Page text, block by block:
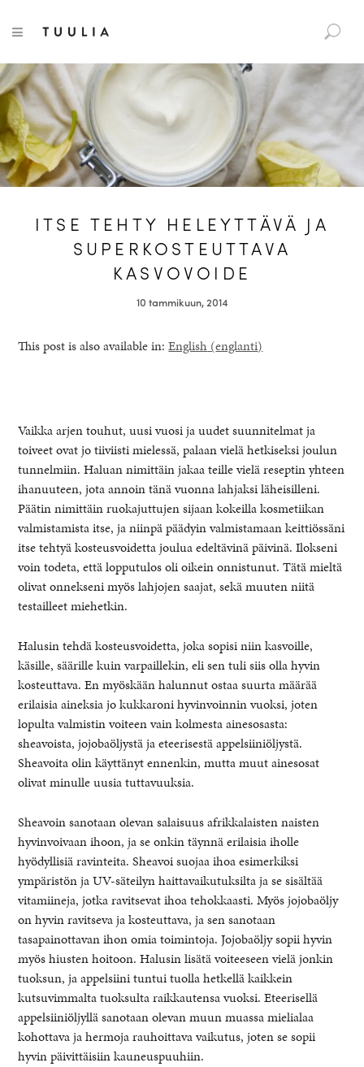
a
r
o
r
TOGGLE NAVIGATION
ITSE TEHTY HELEYTTÄVÄ JA
SUPERKOSTEUTTAVA
KASVOVOIDE
10 tammikuun, 2014
This post is also available in:English (englanti)
Vaikka arjen touhut, uusi vuosi ja uudet suunnitelmat ja
toiveet ovat jo tiiviisti mielessä, palaan vielä hetkiseksi joulun
tunnelmiin. Haluan nimittäin jakaa teille vielä reseptin yhteen
ihanuuteen, jota annoin tänä vuonna lahjaksi läheisilleni.
Päätin nimittäin ruokajuttujen sijaan kokeilla kosmetiikan
valmistamista itse, ja niinpä päädyin valmistamaan keittiössäni
itse tehtyä kosteusvoidetta joulua edeltävinä päivinä. Ilokseni
voin todeta, että lopputulos oli oikein onnistunut. Tätä mieltä
olivat onnekseni myös lahjojen saajat, sekä muuten niitä
testailleet miehetkin.
Halusin tehdä kosteusvoidetta, joka sopisi niin kasvoille,
käsille, säärille kuin varpaillekin, eli sen tuli siis olla hyvin
kosteuttava. En myöskään halunnut ostaa suurta määrää
erilaisia aineksia jo kukkaroni hyvinvoinnin vuoksi, joten
lopulta valmistin voiteen vain kolmesta ainesosasta:
sheavoista, jojobaöljystä ja eteerisestä appelsiiniöljystä.
Sheavoita olin käyttänyt ennenkin, mutta muut ainesosat
olivat minulle uusia tuttavuuksia.
Sheavoin sanotaan olevan salaisuus afrikkalaisten naisten
hyvinvoivaan ihoon, ja se onkin täynnä erilaisia iholle
hyödyllisiä ravinteita. Sheavoi suojaa ihoa esimerkiksi
ympäristön ja UV-säteilyn haittavaikutuksilta ja se sisältää
vitamiineja, jotka ravitsevat ihoa tehokkaasti. Myös jojobaöljy
on hyvin ravitseva ja kosteuttava, ja sen sanotaan
tasapainottavan ihon omia toimintoja. Jojobaöljy sopii hyvin
myös hiusten hoitoon. Halusin lisätä voiteeseen vielä jonkin
tuoksun, ja appelsiini tuntui tuolla hetkellä kaikkein
kutsuvimmalta tuoksulta raikkautensa vuoksi. Eteerisellä
appelsiiniöljyllä sanotaan olevan muun muassa mielialaa
kohottava ja hermoja rauhoittava vaikutus, joten se sopii
hyvin päivittäisiin kauneuspuuhiin.